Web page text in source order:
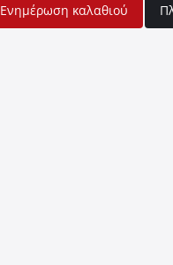
Ενημέρωση καλαθιού